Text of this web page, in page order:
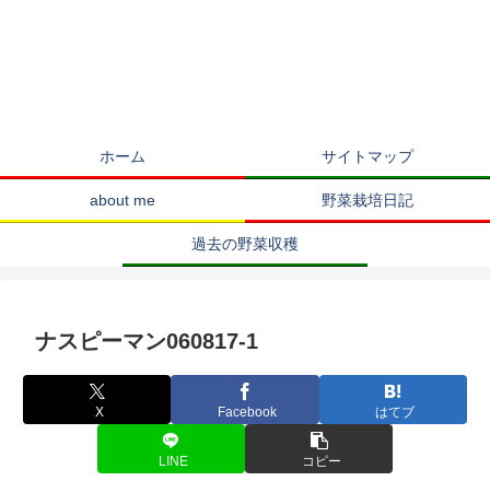
ホーム サイトマップ
about me 野菜栽培日記
過去の野菜収穫
ナスピーマン060817-1
X Facebook はてブ
LINE コピー